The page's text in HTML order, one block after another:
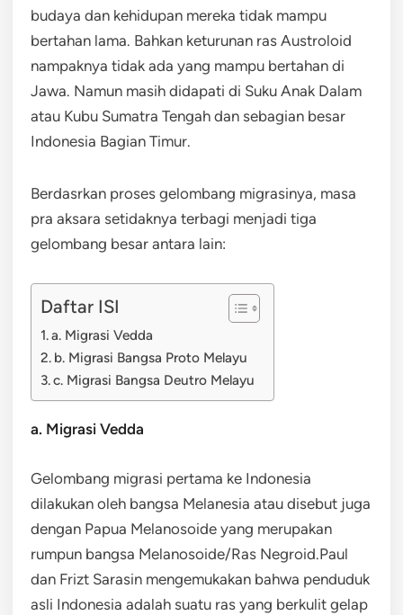
budaya dan kehidupan mereka tidak mampu
bertahan lama. Bahkan keturunan ras Austroloid
nampaknya tidak ada yang mampu bertahan di
Jawa. Namun masih didapati di Suku Anak Dalam
atau Kubu Sumatra Tengah dan sebagian besar
Indonesia Bagian Timur.
Berdasrkan proses gelombang migrasinya, masa
pra aksara setidaknya terbagi menjadi tiga
gelombang besar antara lain:
Daftar ISI
a. Migrasi Vedda
b. Migrasi Bangsa Proto Melayu
c. Migrasi Bangsa Deutro Melayu
a. Migrasi Vedda
Gelombang migrasi pertama ke Indonesia
dilakukan oleh bangsa Melanesia atau disebut juga
dengan Papua Melanosoide yang merupakan
rumpun bangsa Melanosoide/Ras Negroid.Paul
dan Frizt Sarasin mengemukakan bahwa penduduk
asli Indonesia adalah suatu ras yang berkulit gelap